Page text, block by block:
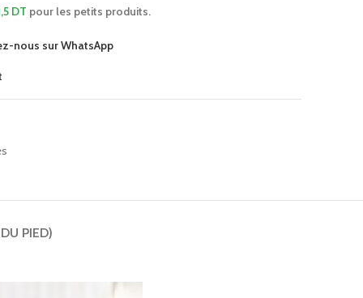
DT pour les petits produits.
nous sur WhatsApp
PIED)